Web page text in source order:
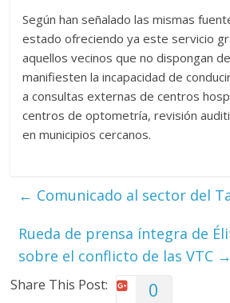
Según han señalado las mismas
estado ofreciendo ya este servicio
aquellos vecinos que no dispongan
manifiesten la incapacidad de
a consultas externas de centros
centros de optometría, revisión
en municipios cercanos.
← Comunicado al sector del
Rueda de prensa íntegra de
sobre el conflicto de las VTC →
Share This Post: 0